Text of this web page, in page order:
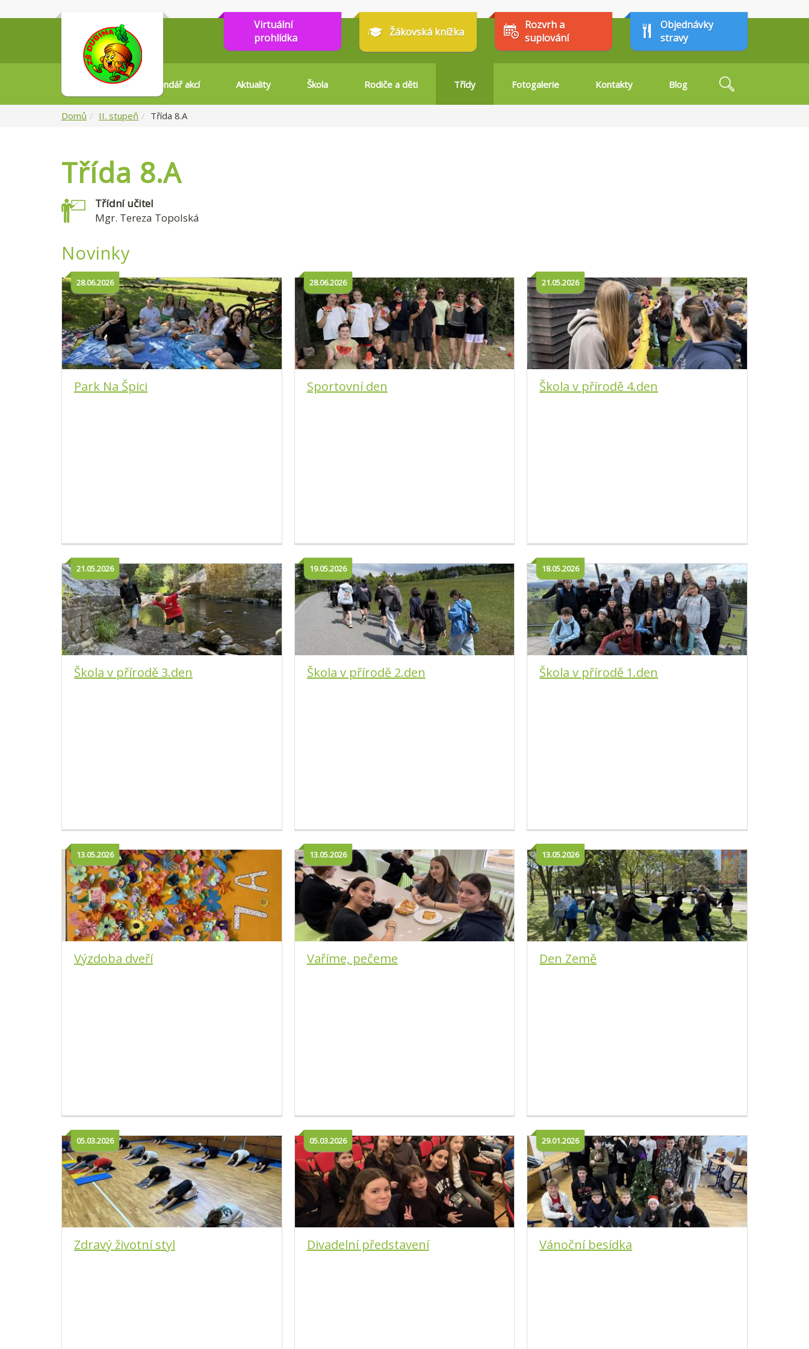
Virtuální
prohlídka
Žákovská knížka
Rozvrh a
suplování
Objednávky
stravy
Vyhledávání
Kalendář akcí
Aktuality Škola Rodiče a děti Třídy Fotogalerie Kontakty Blog
Domů II. stupeň Třída 8.A
Třída 8.A
Třídní učitel
Mgr. Tereza Topolská
Novinky
Park Na Špici
28.06.2026
Sportovní den
28.06.2026
Škola v přírodě 4.den
21.05.2026
Škola v přírodě 3.den
21.05.2026
Škola v přírodě 2.den
19.05.2026
Škola v přírodě 1.den
18.05.2026
Výzdoba dveří
13.05.2026
Vaříme, pečeme
13.05.2026
Den Země
13.05.2026
Zdravý životní styl
05.03.2026
Divadelní představení
05.03.2026
Vánoční besídka
29.01.2026